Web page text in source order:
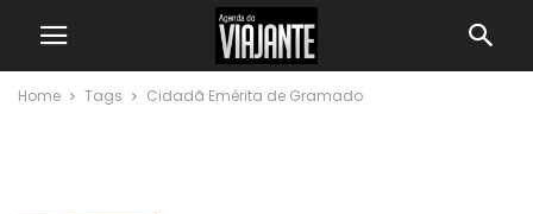
Home Tags Cidadã Emérita de Gramado